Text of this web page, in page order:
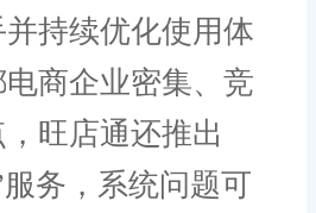
持续优化使用体
商企业密集、竞
旺店通还推出
务，系统问题可